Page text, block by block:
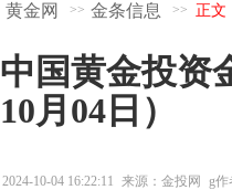
黄金网 >> 金条信息 >> 正文
中国黄金投资
10月04日）
2024-10-04 16:22:11 来源：金投网 g作